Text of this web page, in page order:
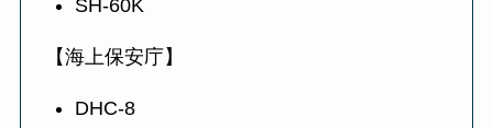
SH-60K
【海上保安庁】
DHC-8